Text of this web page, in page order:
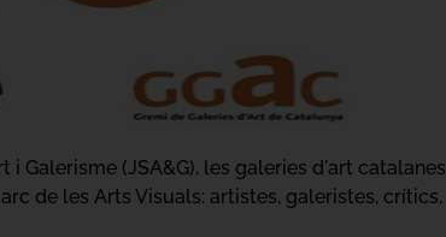
Galerisme (JSA&G), les galeries d'art catalanes
de les Arts Visuals: artistes, galeristes, crítics,